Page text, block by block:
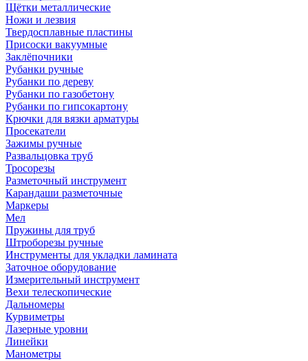
Щётки металлические
Ножи и лезвия
Твердосплавные пластины
Присоски вакуумные
Заклёпочники
Рубанки ручные
Рубанки по дереву
Рубанки по газобетону
Рубанки по гипсокартону
Крючки для вязки арматуры
Просекатели
Зажимы ручные
Развальцовка труб
Тросорезы
Разметочный инструмент
Карандаши разметочные
Маркеры
Мел
Пружины для труб
Штроборезы ручные
Инструменты для укладки ламината
Заточное оборудование
Измерительный инструмент
Вехи телескопические
Дальномеры
Курвиметры
Лазерные уровни
Линейки
Манометры